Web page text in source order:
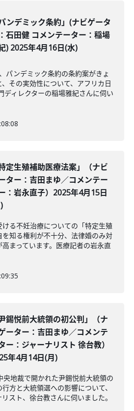
パンデミック条約」(ナビゲータ
石田健 コメンテーター：稲場
) 2025年4月16日(水)
パンデミック条約の条約案がきょ
その実効性について、アフリカ日
ディレクターの稲場雅紀さんに伺い
特定生殖補助医療法案」（ナビ
ター：吉田まゆ／コメンテー
：岩永直子）2025年4月15日
る不妊治療についての「特定生殖
知る権利が不十分、法律婚のみ対
まっています。医療記者の岩永直
尹錫悦前大統領の初公判」（ナ
ーター：吉田まゆ／コメンテ
ー：ジャーナリスト 徐台教）
年4月14日(月)
央地裁で開かれた尹錫悦前大統領の
方と大統領選への影響について、
スト、徐台教さんに伺いました。